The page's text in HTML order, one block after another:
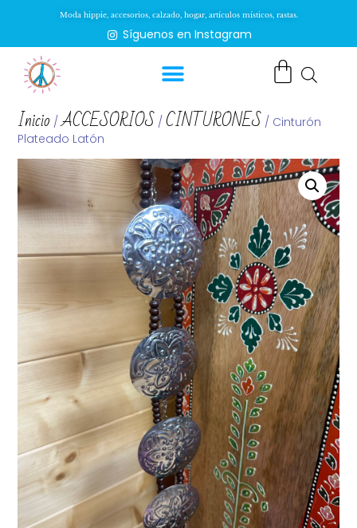
Moda hippie, accesorios, calzado, hogar, artículos místicos, rastas.
Síguenos en Instagram
Inicio /ACCESORIOS /CINTURONES / Cinturón
Plateado Latón